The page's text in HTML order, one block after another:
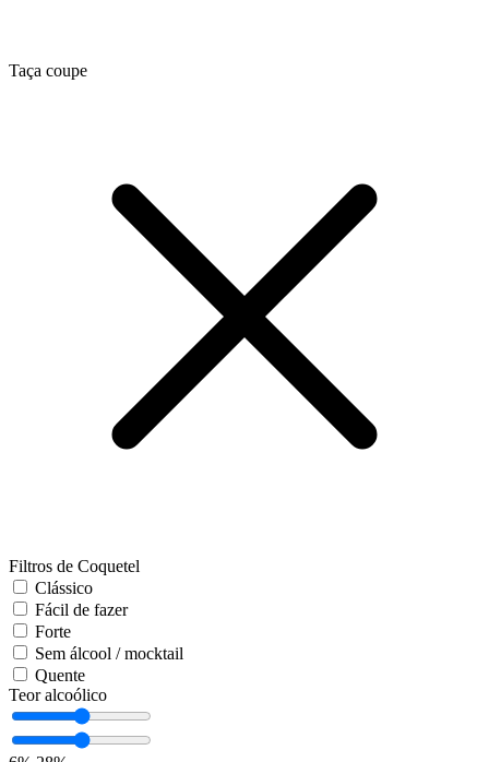
Taça coupe
Filtros de Coquetel
Clássico
Fácil de fazer
Forte
Sem álcool / mocktail
Quente
Teor alcoólico